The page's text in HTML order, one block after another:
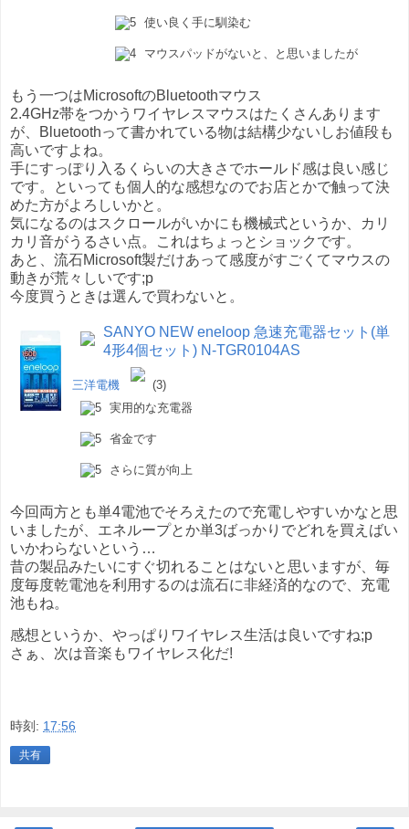
使い良く手に馴染む
マウスパッドがないと、と思いましたが
もう一つはMicrosoftのBluetoothマウス
2.4GHz帯をつかうワイヤレスマウスはたくさんあります
が、Bluetoothって書かれている物は結構少ないしお値段も
高いですよね。
手にすっぽり入るくらいの大きさでホールド感は良い感じ
です。といっても個人的な感想なのでお店とかで触って決
めた方がよろしいかと。
気になるのはスクロールがいかにも機械式というか、カリ
カリ音がうるさい点。これはちょっとショックです。
あと、流石Microsoft製だけあって感度がすごくてマウスの
動きが荒々しいです;p
今度買うときは選んで買わないと。
SANYO NEW eneloop 急速充電器セット(単
4形4個セット) N-TGR0104AS
三洋電機
(3)
実用的な充電器
省金です
さらに質が向上
今回両方とも単4電池でそろえたので充電しやすいかなと思
いましたが、エネループとか単3ばっかりでどれを買えばい
いかわらないという…
昔の製品みたいにすぐ切れることはないと思いますが、毎
度毎度乾電池を利用するのは流石に非経済的なので、充電
池もね。
感想というか、やっぱりワイヤレス生活は良いですね;p
さぁ、次は音楽もワイヤレス化だ!
時刻: 17:56
共有